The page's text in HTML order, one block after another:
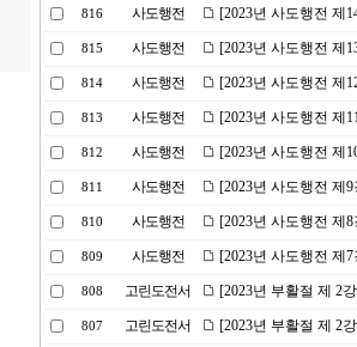
816 사도행전 [2023년 사도행전 제
815 사도행전 [2023년 사도행전 제
814 사도행전 [2023년 사도행전 제
813 사도행전 [2023년 사도행전 제
812 사도행전 [2023년 사도행전 제
811 사도행전 [2023년 사도행전 제
810 사도행전 [2023년 사도행전 제
809 사도행전 [2023년 사도행전 제
808 고린도전서 [2023년 부활절 제 2
807 고린도전서 [2023년 부활절 제 2